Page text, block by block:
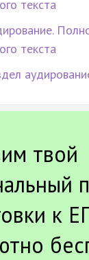
текста
текста
твой
к